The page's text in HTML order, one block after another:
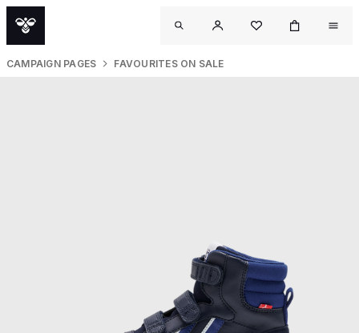
CAMPAIGN PAGES FAVOURITES ON SALE